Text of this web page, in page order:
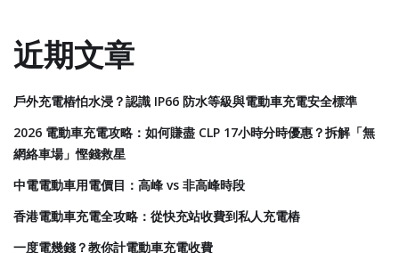
近期文章
戶外充電樁怕水浸？認識 IP66 防水等級與電動車充電安全標準
2026 電動車充電攻略：如何賺盡 CLP 17小時分時優惠？拆解「無
網絡車場」慳錢救星
中電電動車用電價目：高峰 vs 非高峰時段
香港電動車充電全攻略：從快充站收費到私人充電樁
一度電幾錢？教你計電動車充電收費